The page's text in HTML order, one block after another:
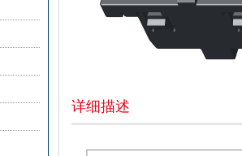
详细描述